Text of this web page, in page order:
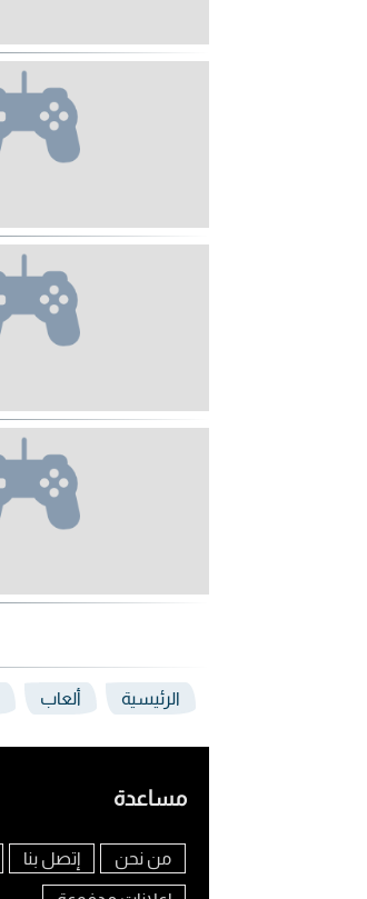
الرئيسية ألعاب
مساعدة
من نحن إتصل بنا